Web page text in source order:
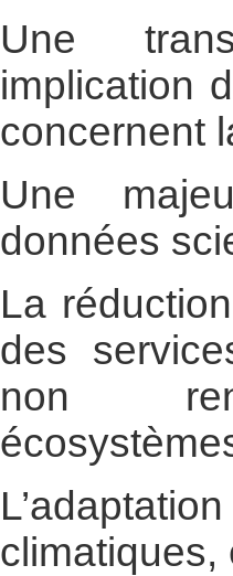
Une
implication
concernent
Une
données
La
des
non